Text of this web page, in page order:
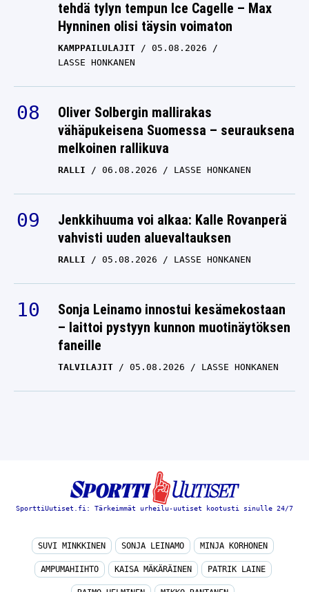
tehdä tylyn tempun Ice Cagelle – Max
Hynninen olisi täysin voimaton
KAMPPAILULAJIT
05.08.2026
LASSE HONKANEN
Oliver Solbergin mallirakas
vähäpukeisena Suomessa – seurauksena
melkoinen rallikuva
RALLI 06.08.2026 LASSE HONKANEN
Jenkkihuuma voi alkaa: Kalle Rovanperä
vahvisti uuden aluevaltauksen
RALLI 05.08.2026 LASSE HONKANEN
Sonja Leinamo innostui kesämekostaan
– laittoi pystyyn kunnon muotinäytöksen
faneille
TALVILAJIT 05.08.2026 LASSE HONKANEN
SporttiUutiset.fi: Tärkeimmät urheilu-uutiset kootusti sinulle 24/7
SUVI MINKKINEN SONJA LEINAMO MINJA KORHONEN
AMPUMAHIIHTO KAISA MÄKÄRÄINEN PATRIK LAINE